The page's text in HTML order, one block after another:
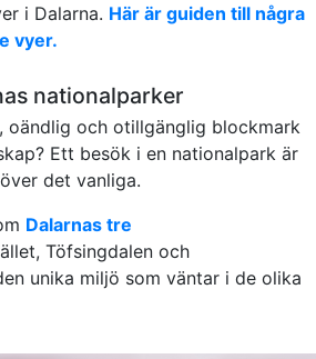
i Dalarna. Här är guiden till några
vyer.
nationalparker
oändlig och otillgänglig blockmark
Ett besök i en nationalpark är
det vanliga.
Dalarnas tre
Töfsingdalen och
unika miljö som väntar i de olika